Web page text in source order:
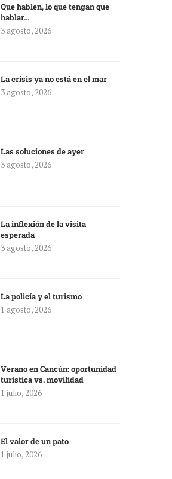
Que hablen, lo que tengan que
hablar…
3 agosto, 2026
La crisis ya no está en el mar
3 agosto, 2026
Las soluciones de ayer
3 agosto, 2026
La inflexión de la visita
esperada
3 agosto, 2026
La policía y el turismo
1 agosto, 2026
Verano en Cancún: oportunidad
turística vs. movilidad
1 julio, 2026
El valor de un pato
1 julio, 2026